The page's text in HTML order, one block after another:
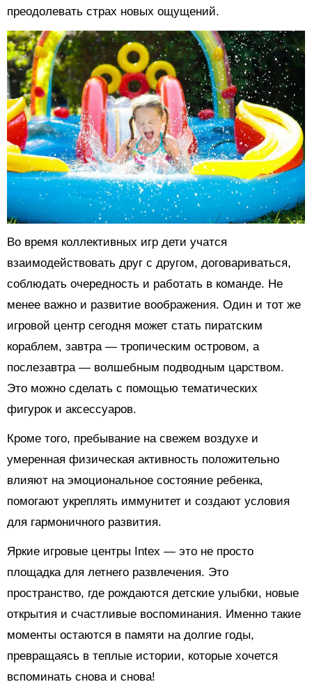
преодолевать страх новых ощущений.
Во время коллективных игр дети учатся
взаимодействовать друг с другом, договариваться,
соблюдать очередность и работать в команде. Не
менее важно и развитие воображения. Один и тот же
игровой центр сегодня может стать пиратским
кораблем, завтра — тропическим островом, а
послезавтра — волшебным подводным царством.
Это можно сделать с помощью тематических
фигурок и аксессуаров.
Кроме того, пребывание на свежем воздухе и
умеренная физическая активность положительно
влияют на эмоциональное состояние ребенка,
помогают укреплять иммунитет и создают условия
для гармоничного развития.
Яркие игровые центры Intex — это не просто
площадка для летнего развлечения. Это
пространство, где рождаются детские улыбки, новые
открытия и счастливые воспоминания. Именно такие
моменты остаются в памяти на долгие годы,
превращаясь в теплые истории, которые хочется
вспоминать снова и снова!